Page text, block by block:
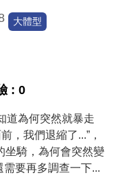
大體型
: 0
道為何突然就暴走
，我們退縮了...”，
坐騎，為何會突然變
要再多調查一下...